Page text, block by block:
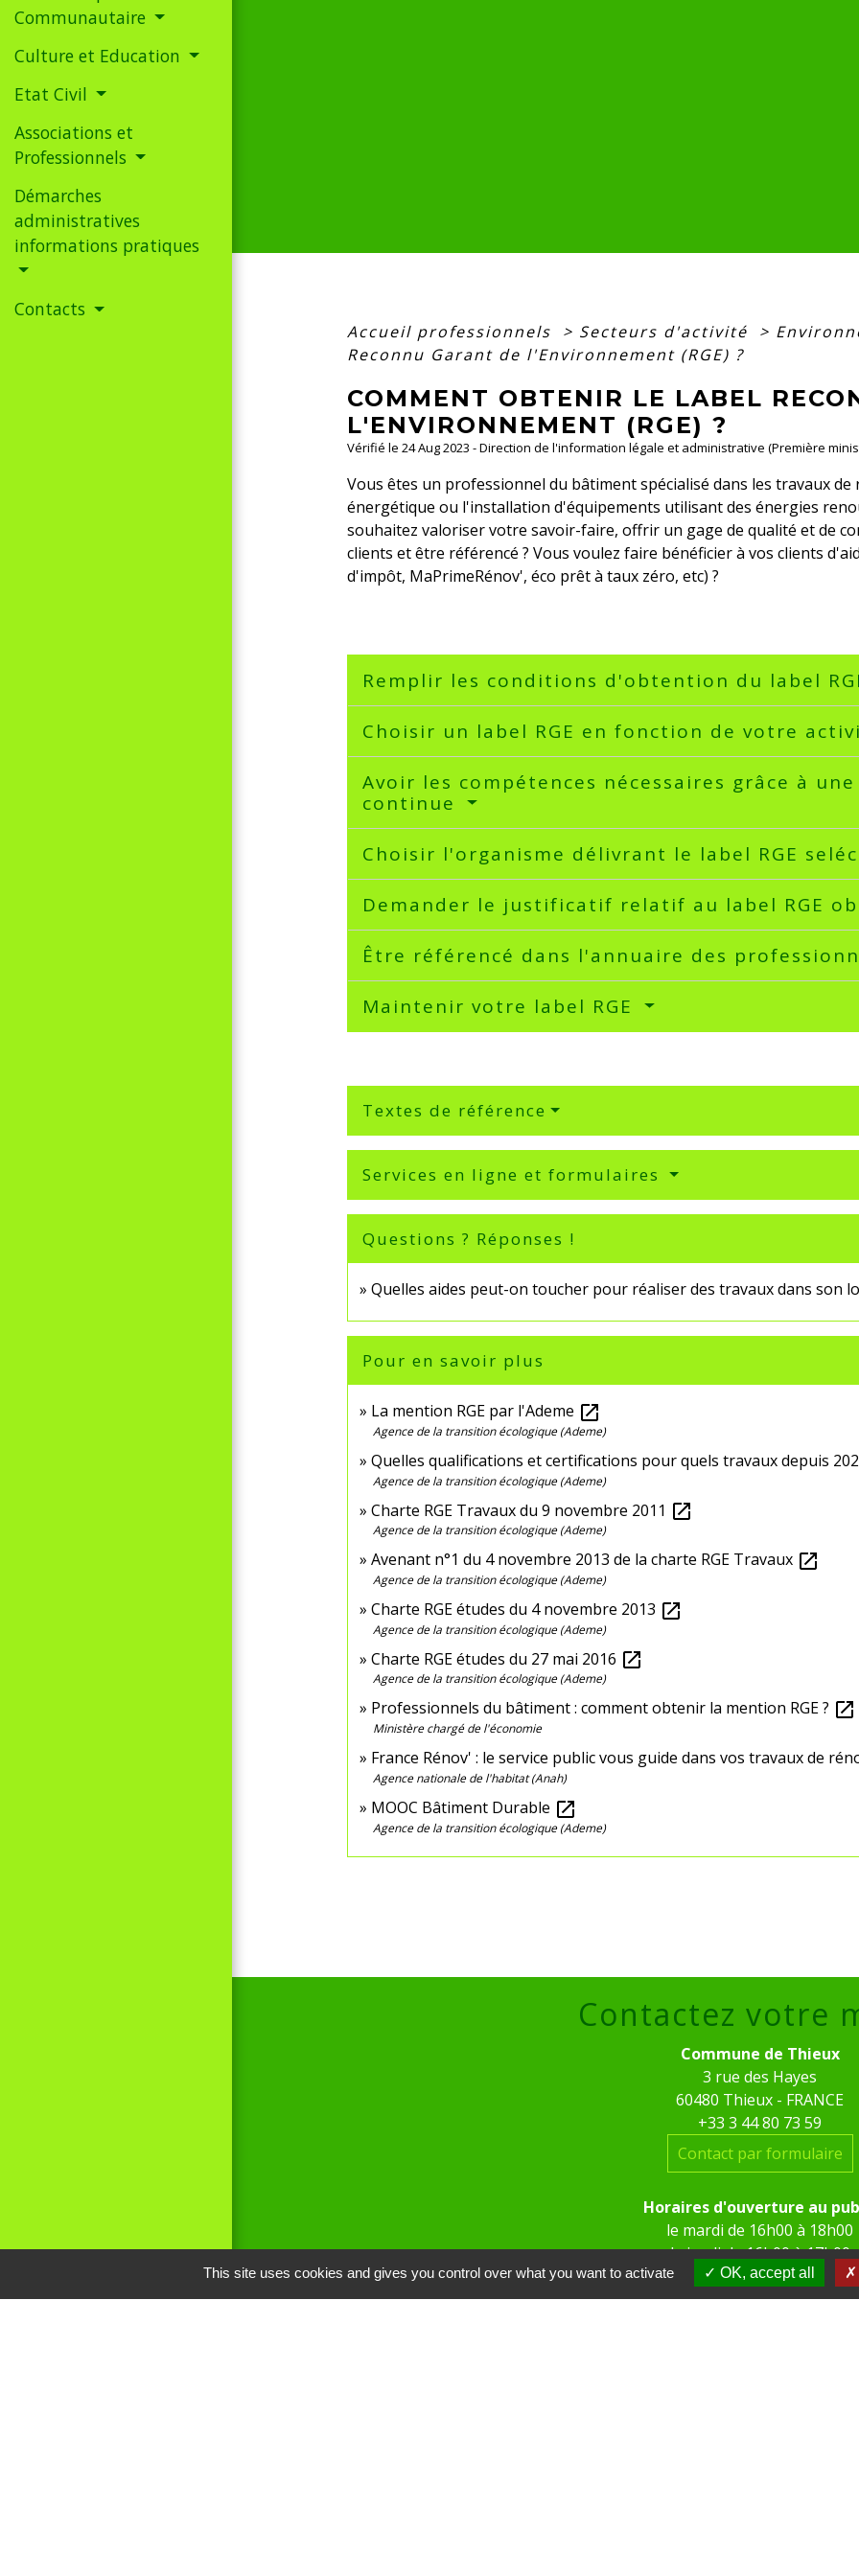
Communautaire
Culture et Education
Etat Civil
Associations et
Professionnels
Démarches
administratives
informations pratiques
Contacts
Accueil professionnels > Secteurs d'activité >
Reconnu Garant de l'Environnement (RGE) ?
COMMENT OBTENIR LE LABEL
L'ENVIRONNEMENT (RGE) ?
Vérifié le 24 Aug 2023 - Direction de l'information légale et administrative (Première
Vous êtes un professionnel du bâtiment spécialisé dans les travaux de
énergétique ou l'installation d'équipements utilisant des énergies
souhaitez valoriser votre savoir-faire, offrir un gage de qualité et de
clients et être référencé ? Vous voulez faire bénéficier à vos clients
d'impôt, MaPrimeRénov', éco prêt à taux zéro, etc) ?
Remplir les conditions d'obtention du label
Choisir un label RGE en fonction de votre
Avoir les compétences nécessaires grâce à
continue
Choisir l'organisme délivrant le label RGE
Demander le justificatif relatif au label RGE
Être référencé dans l'annuaire des
Maintenir votre label RGE
Textes de référence
Services en ligne et formulaires
Questions ? Réponses !
Quelles aides peut-on toucher pour réaliser des travaux dans son
Pour en savoir plus
La mention RGE par l'Ademe open_in_new
Agence de la transition écologique (Ademe)
Quelles qualifications et certifications pour quels travaux depuis
Agence de la transition écologique (Ademe)
Charte RGE Travaux du 9 novembre 2011 open_in_new
Agence de la transition écologique (Ademe)
Avenant n°1 du 4 novembre 2013 de la charte RGE Travaux open_in_new
Agence de la transition écologique (Ademe)
Charte RGE études du 4 novembre 2013 open_in_new
Agence de la transition écologique (Ademe)
Charte RGE études du 27 mai 2016 open_in_new
Agence de la transition écologique (Ademe)
Professionnels du bâtiment : comment obtenir la mention RGE ? open_in_new
Ministère chargé de l'économie
France Rénov' : le service public vous guide dans vos travaux de
Agence nationale de l'habitat (Anah)
MOOC Bâtiment Durable open_in_new
Agence de la transition écologique (Ademe)
Contactez votre
Commune de Thieux
3 rue des Hayes
60480 Thieux - FRANCE
+33 3 44 80 73 59
Contact par formulaire
Horaires d'ouverture au
le mardi de 16h00 à 18h00
le jeudi de 16h00 à 17h00
This site uses cookies and gives you control over what you want to activate OK, accept all